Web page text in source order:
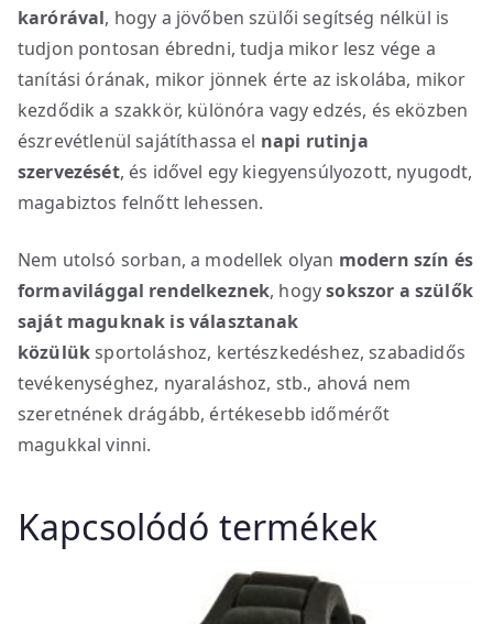
karórával, hogy a jövőben szülői segítség nélkül is
tudjon pontosan ébredni, tudja mikor lesz vége a
tanítási órának, mikor jönnek érte az iskolába, mikor
kezdődik a szakkör, különóra vagy edzés, és eközben
észrevétlenül sajátíthassa el napi rutinja
szervezését, és idővel egy kiegyensúlyozott, nyugodt,
magabiztos felnőtt lehessen.
Nem utolsó sorban, a modellek olyan modern szín és
formavilággal rendelkeznek, hogysokszor a szülők
saját maguknak is választanak
közülüksportoláshoz, kertészkedéshez, szabadidős
tevékenységhez, nyaraláshoz, stb., ahová nem
szeretnének drágább, értékesebb időmérőt
magukkal vinni.
Kapcsolódó termékek